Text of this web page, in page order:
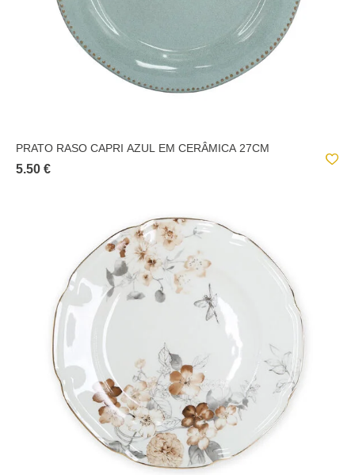
PRATO RASO CAPRI AZUL EM CERÂMICA 27CM
5.50 €